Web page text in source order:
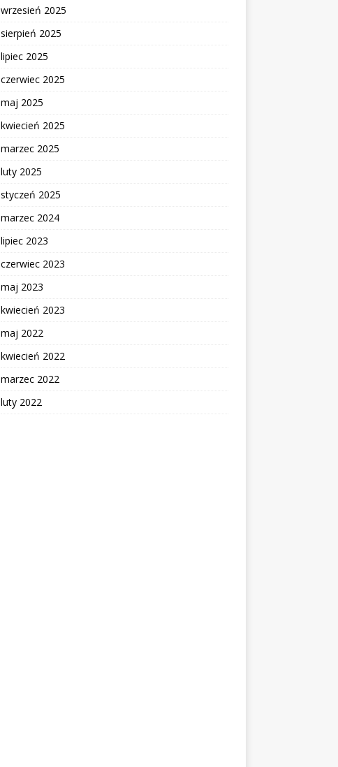
wrzesień 2025
sierpień 2025
lipiec 2025
czerwiec 2025
maj 2025
kwiecień 2025
marzec 2025
luty 2025
styczeń 2025
marzec 2024
lipiec 2023
czerwiec 2023
maj 2023
kwiecień 2023
maj 2022
kwiecień 2022
marzec 2022
luty 2022